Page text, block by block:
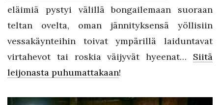
eläimiä pystyi välillä bongailemaan suoraan
teltan ovelta, oman jännityksensä yöllisiin
vessakäynteihin toivat ympärillä laiduntavat
virtahevot tai roskia väijyvät hyeenat… Siitä
leijonasta puhumattakaan!